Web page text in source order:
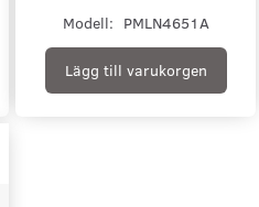
Modell: PMLN4651A
Lägg till varukorgen